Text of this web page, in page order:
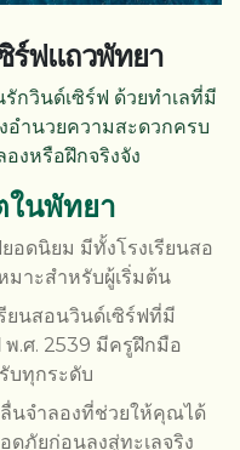
ร์ฟแถวพัทยา
กวินด์เซิร์ฟ ด้วยทำเลที่มี
อำนวยความสะดวกครบ
งหรือฝึกจริงจัง
ในพัทยา
อดนิยม มีทั้งโรงเรียนสอ
มาะสำหรับผู้เริ่มต้น
ยนสอนวินด์เซิร์ฟที่มี
.ศ. 2539 มีครูฝึกมือ
บทุกระดับ
นจำลองที่ช่วยให้คุณได้
ดภัยก่อนลงสู่ทะเลจริง